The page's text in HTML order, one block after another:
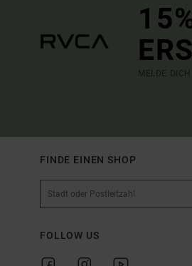
MELDE
FINDE EINEN SHOP
FOLLOW US